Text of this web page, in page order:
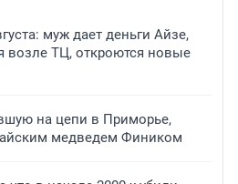
муж дает деньги Айзе,
возле ТЦ, откроются новые
на цепи в Приморье,
медведем Фиником